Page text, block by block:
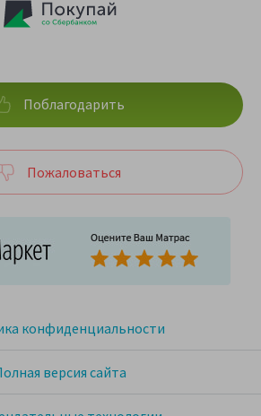
конфиденциальности
версия сайта
Поблагодарить
Пожаловаться